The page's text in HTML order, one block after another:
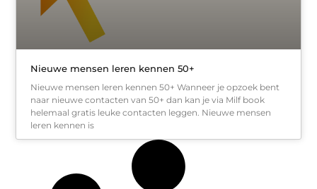
Nieuwe mensen leren kennen 50+
Nieuwe mensen leren kennen 50+ Wanneer je opzoek bent
naar nieuwe contacten van 50+ dan kan je via Milf book
helemaal gratis leuke contacten leggen. Nieuwe mensen
leren kennen is